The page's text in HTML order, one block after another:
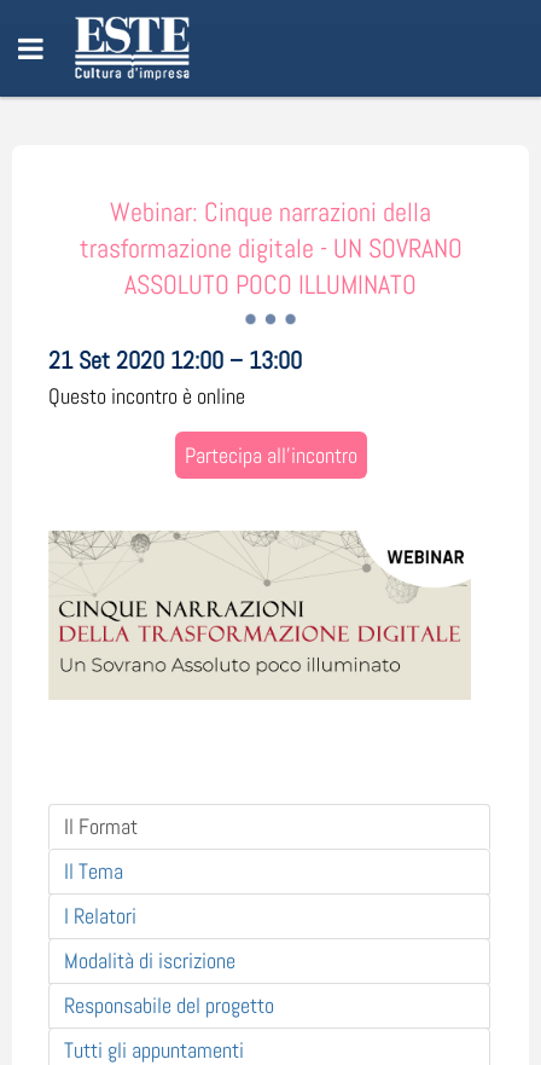
Webinar: Cinque narrazioni della
trasformazione digitale - UN SOVRANO
ASSOLUTO POCO ILLUMINATO
21 Set 2020 12:00 – 13:00
Questo incontro è online
Partecipa all'incontro
Il Format
Il Tema
I Relatori
Modalità di iscrizione
Responsabile del progetto
Tutti gli appuntamenti